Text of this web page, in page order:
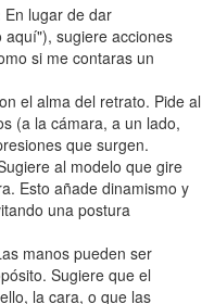
En lugar de dar
sugiere acciones
si me contaras un
el alma del retrato. Pide al
(a la cámara, a un lado,
que surgen.
al modelo que gire
Esto añade dinamismo y
una postura
manos pueden ser
Sugiere que el
la cara, o que las